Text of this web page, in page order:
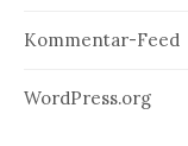
Kommentar-Feed
WordPress.org